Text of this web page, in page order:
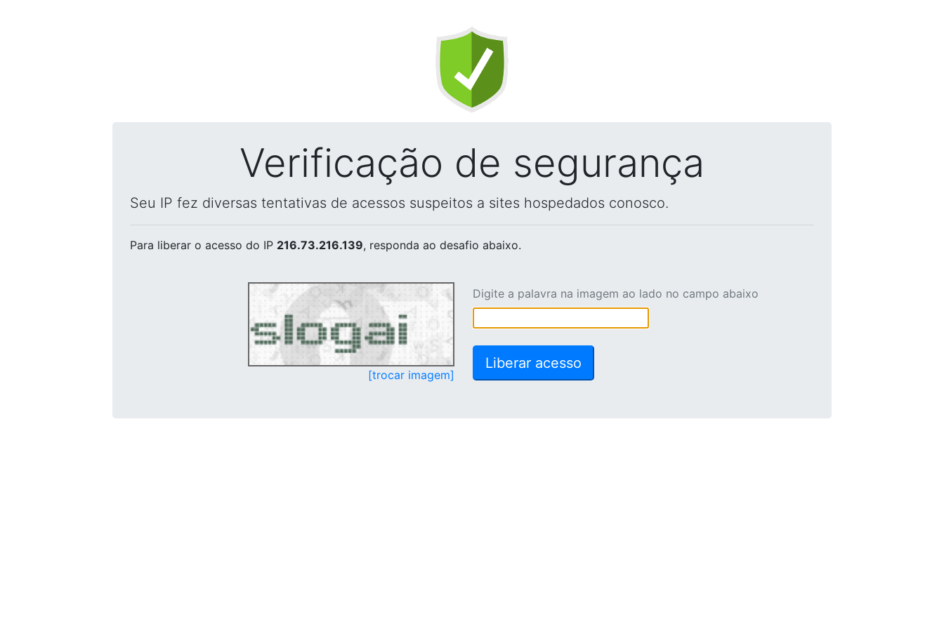
Verificação de segurança
Seu IP fez diversas tentativas de acessos suspeitos a sites hospedados conosco.
Para liberar o acesso do IP 216.73.216.139, responda ao desafio abaixo.
[trocar imagem]
Digite a palavra na imagem ao lado no campo abaixo